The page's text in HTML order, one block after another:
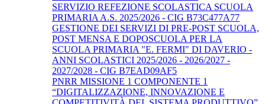
SERVIZIO REFEZIONE SCOLASTICA SCUOLA
PRIMARIA A.S. 2025/2026 - CIG B73C477A77
GESTIONE DEI SERVIZI DI PRE-POST SCUOLA,
POST MENSA E DOPOSCUOLA PER LA
SCUOLA PRIMARIA "E. FERMI" DI DAVERIO -
ANNI SCOLASTICI 2025/2026 - 2026/2027 -
2027/2028 - CIG B7EAD09AF5
PNRR MISSIONE 1 COMPONENTE 1
“DIGITALIZZAZIONE, INNOVAZIONE E